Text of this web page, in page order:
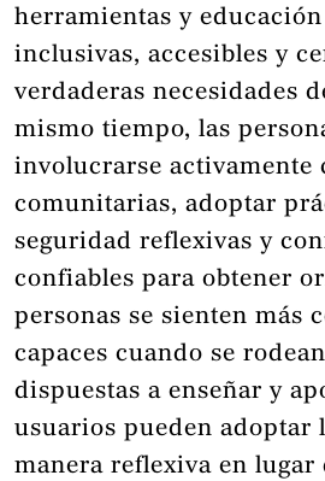
herramientas y educación
inclusivas, accesibles y
verdaderas necesidades
mismo tiempo, las
involucrarse activamente
comunitarias, adoptar
seguridad reflexivas y
confiables para obtener
personas se sienten más
capaces cuando se
dispuestas a enseñar y
usuarios pueden adoptar
manera reflexiva en lugar